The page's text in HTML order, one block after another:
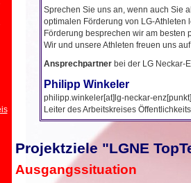
Sprechen Sie uns an, wenn auch Sie
optimalen Förderung von LG-Athleten
Förderung besprechen wir am besten
Wir und unsere Athleten freuen uns
Ansprechpartner bei der LG Neckar-
Philipp Winkeler
philipp.winkeler[at]lg-neckar-
Leiter des Arbeitskreises
Projektziele "LGNE
Ausgangssituation